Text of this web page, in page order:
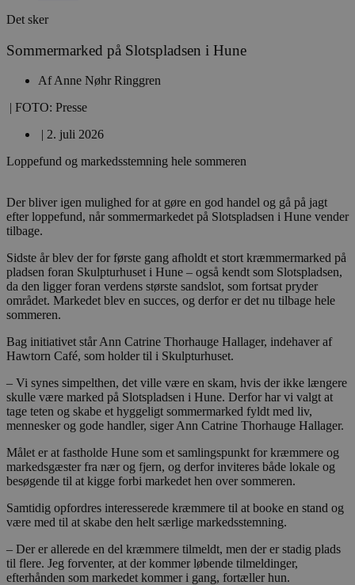
Det sker
Sommermarked på Slotspladsen i Hune
AfAnne Nøhr Ringgren
| FOTO: Presse
| 2. juli 2026
Loppefund og markedsstemning hele sommeren
Der bliver igen mulighed for at gøre en god handel og gå på jagt
efter loppefund, når sommermarkedet på Slotspladsen i Hune vender
tilbage.
Sidste år blev der for første gang afholdt et stort kræmmermarked på
pladsen foran Skulpturhuset i Hune – også kendt som Slotspladsen,
da den ligger foran verdens største sandslot, som fortsat pryder
området. Markedet blev en succes, og derfor er det nu tilbage hele
sommeren.
Bag initiativet står Ann Catrine Thorhauge Hallager, indehaver af
Hawtorn Café, som holder til i Skulpturhuset.
– Vi synes simpelthen, det ville være en skam, hvis der ikke længere
skulle være marked på Slotspladsen i Hune. Derfor har vi valgt at
tage teten og skabe et hyggeligt sommermarked fyldt med liv,
mennesker og gode handler, siger Ann Catrine Thorhauge Hallager.
Målet er at fastholde Hune som et samlingspunkt for kræmmere og
markedsgæster fra nær og fjern, og derfor inviteres både lokale og
besøgende til at kigge forbi markedet hen over sommeren.
Samtidig opfordres interesserede kræmmere til at booke en stand og
være med til at skabe den helt særlige markedsstemning.
– Der er allerede en del kræmmere tilmeldt, men der er stadig plads
til flere. Jeg forventer, at der kommer løbende tilmeldinger,
efterhånden som markedet kommer i gang, fortæller hun.